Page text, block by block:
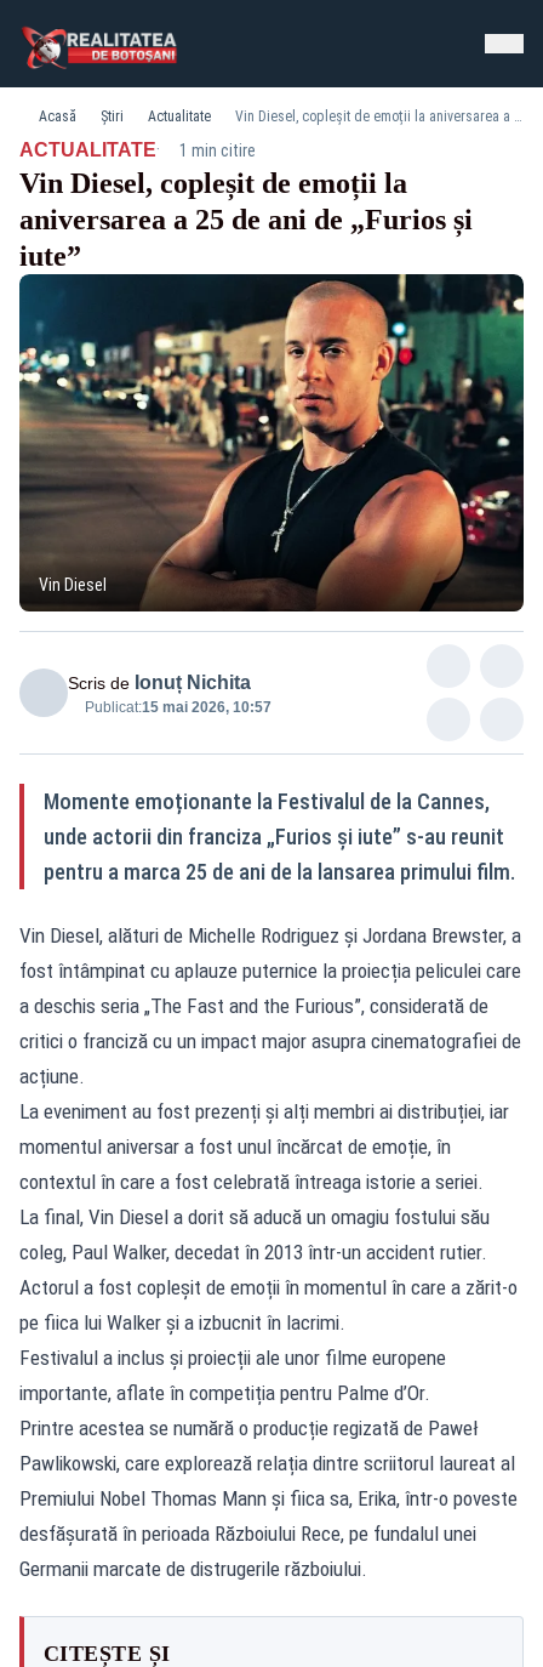
Acasă Știri Actualitate Vin Diesel, copleșit de emoții la aniversarea a 25 de ani de „Furios și iute”
ACTUALITATE· 1 min citire
Vin Diesel, copleșit de emoții la
aniversarea a 25 de ani de „Furios și
iute”
Vin Diesel
Scris de Ionuț Nichita
Publicat:15 mai 2026, 10:57
Momente emoționante la Festivalul de la Cannes,
unde actorii din franciza „Furios și iute” s-au reunit
pentru a marca 25 de ani de la lansarea primului film.
Vin Diesel, alături de Michelle Rodriguez și Jordana Brewster, a
fost întâmpinat cu aplauze puternice la proiecția peliculei care
a deschis seria „The Fast and the Furious”, considerată de
critici o franciză cu un impact major asupra cinematografiei de
acțiune.
La eveniment au fost prezenți și alți membri ai distribuției, iar
momentul aniversar a fost unul încărcat de emoție, în
contextul în care a fost celebrată întreaga istorie a seriei.
La final, Vin Diesel a dorit să aducă un omagiu fostului său
coleg, Paul Walker, decedat în 2013 într-un accident rutier.
Actorul a fost copleșit de emoții în momentul în care a zărit-o
pe fiica lui Walker și a izbucnit în lacrimi.
Festivalul a inclus și proiecții ale unor filme europene
importante, aflate în competiția pentru Palme d’Or.
Printre acestea se numără o producție regizată de Paweł
Pawlikowski, care explorează relația dintre scriitorul laureat al
Premiului Nobel Thomas Mann și fiica sa, Erika, într-o poveste
desfășurată în perioada Războiului Rece, pe fundalul unei
Germanii marcate de distrugerile războiului.
CITEȘTE ȘI